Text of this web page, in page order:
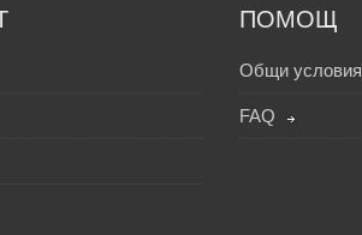
ПОМОЩ
Общи условия
FAQ